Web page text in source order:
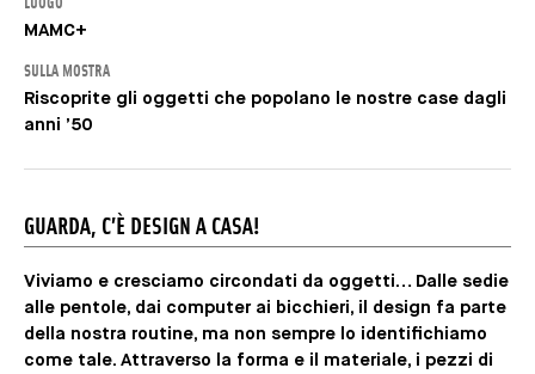
MAMC+
SULLA MOSTRA
Riscoprite gli oggetti che popolano le nostre case dagli
anni ’50
GUARDA, C’È DESIGN A CASA!
Viviamo e cresciamo circondati da oggetti… Dalle sedie
alle pentole, dai computer ai bicchieri, il design fa parte
della nostra routine, ma non sempre lo identifichiamo
come tale. Attraverso la forma e il materiale, i pezzi di